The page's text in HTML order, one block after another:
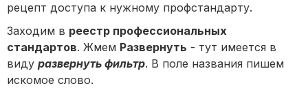
рецепт доступа к нужному профстандарту.
Заходим в реестр профессиональных
стандартов. Жмем Развернуть - тут имеется в
виду развернуть фильтр. В поле названия пишем
искомое слово.